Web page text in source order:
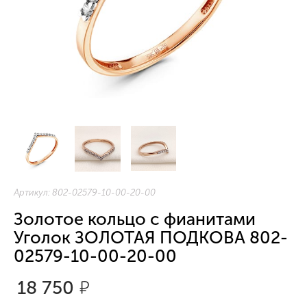
Артикул: 802-02579-10-00-20-00
Золотое кольцо с фианитами
Уголок ЗОЛОТАЯ ПОДКОВА 802-
02579-10-00-20-00
18 750 р.